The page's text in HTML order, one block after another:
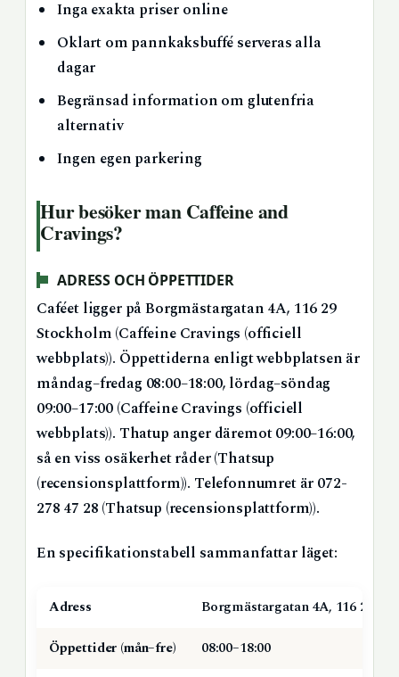
Inga exakta priser online
Oklart om pannkaksbuffé serveras alla
dagar
Begränsad information om glutenfria
alternativ
Ingen egen parkering
Hur besöker man Caffeine and
Cravings?
ADRESS OCH ÖPPETTIDER
Caféet ligger på Borgmästargatan 4A, 116 29
Stockholm (Caffeine Cravings (officiell
webbplats)). Öppettiderna enligt webbplatsen är
måndag–fredag 08:00–18:00, lördag–söndag
09:00–17:00 (Caffeine Cravings (officiell
webbplats)). Thatup anger däremot 09:00–16:00,
så en viss osäkerhet råder (Thatsup
(recensionsplattform)). Telefonnumret är 072-
278 47 28 (Thatsup (recensionsplattform)).
En specifikationstabell sammanfattar läget:
Adress
Borgmästargatan 4A, 116 29
Öppettider (mån–fre)
08:00–18:00